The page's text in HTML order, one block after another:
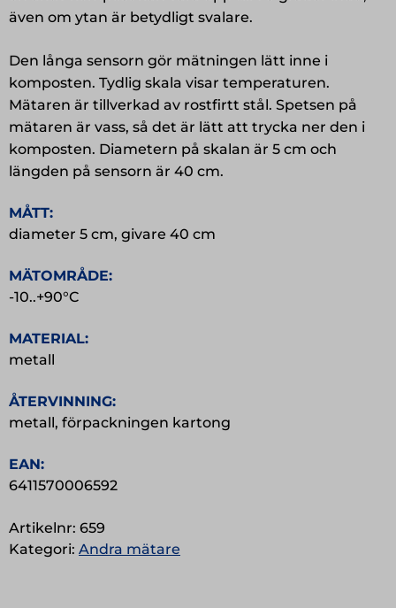
även om ytan är betydligt svalare.
Den långa sensorn gör mätningen lätt inne i
komposten. Tydlig skala visar temperaturen.
Mätaren är tillverkad av rostfirtt stål. Spetsen på
mätaren är vass, så det är lätt att trycka ner den i
komposten. Diametern på skalan är 5 cm och
längden på sensorn är 40 cm.
MÅTT:
diameter 5 cm, givare 40 cm
MÄTOMRÅDE:
-10..+90°C
MATERIAL:
metall
ÅTERVINNING:
metall, förpackningen kartong
EAN:
6411570006592
Artikelnr: 659
Kategori: Andra mätare